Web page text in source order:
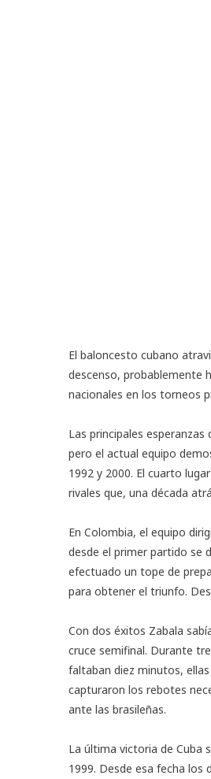
El baloncesto cubano
descenso, probablemente
nacionales en los torneos
Las principales
pero el actual equipo
1992 y 2000. El cuarto
rivales que, una década
En Colombia, el equipo
desde el primer partido se
efectuado un tope de
para obtener el triunfo.
Con dos éxitos Zabala
cruce semifinal. Durante
faltaban diez minutos,
capturaron los rebotes
ante las brasileñas.
La última victoria de Cuba
1999. Desde esa fecha los